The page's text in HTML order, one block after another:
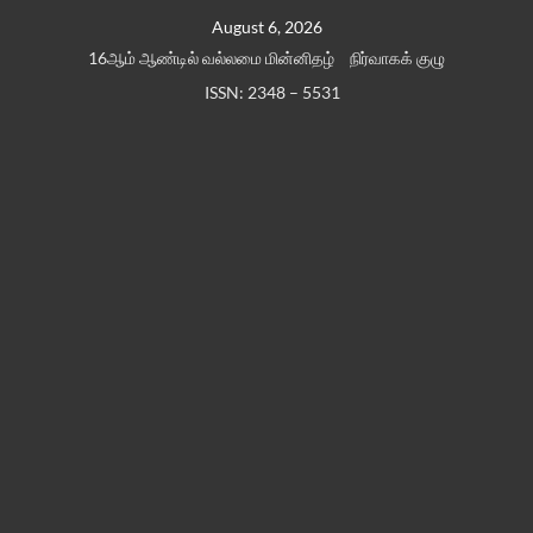
August 6, 2026
16ஆம் ஆண்டில் வல்லமை மின்னிதழ்
நிர்வாகக் குழு
ISSN: 2348 – 5531